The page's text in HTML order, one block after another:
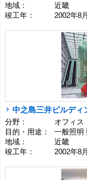
地域：
近畿
竣工年：
2002年8月
中之島三井ビルディ
分野：
オフィス
目的・用途：
一般照明
地域：
近畿
竣工年：
2002年8月